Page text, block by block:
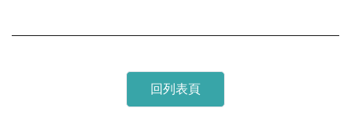
回列表頁